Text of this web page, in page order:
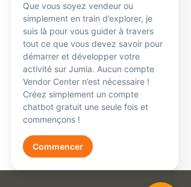
Que vous soyez vendeur ou
simplement en train d’explorer, je
suis là pour vous guider à travers
tout ce que vous devez savoir pour
démarrer et développer votre
activité sur Jumia. Aucun compte
Vendor Center n’est nécessaire !
Créez simplement un compte
chatbot gratuit une seule fois et
commençons !
Commencer
avec :
et configuration du compte
et expédition
commissions et frais
en ligne des produits
et support
Get Started